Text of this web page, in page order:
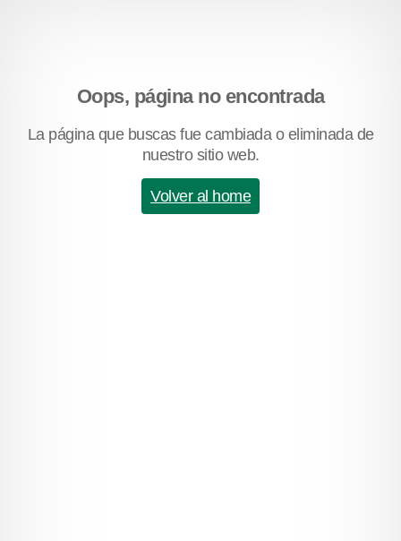
Oops, página no encontrada
La página que buscas fue cambiada o eliminada de
nuestro sitio web.
Volver al home